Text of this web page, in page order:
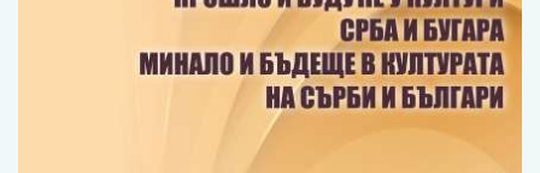
Шаблон прве стране и импресума [B5, ћир]
Шаблон прве стране и импресума [B5, лат]
Шаблон прве стране и импресума [B5, енг]
ПРЕТРАГА ИЗДАЊА